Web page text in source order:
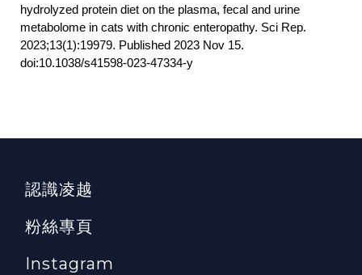
hydrolyzed protein diet on the plasma, fecal and urine
metabolome in cats with chronic enteropathy. Sci Rep.
2023;13(1):19979. Published 2023 Nov 15.
doi:10.1038/s41598-023-47334-y
認識凌越
粉絲專頁
Instagram